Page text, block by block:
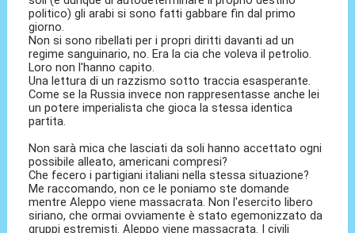
politico) gli arabi si sono fatti gabbare fin dal primo
giorno.
Non si sono ribellati per i propri diritti davanti ad un
regime sanguinario, no. Era la cia che voleva il petrolio.
Loro non l'hanno capito.
Una lettura di un razzismo sotto traccia esasperante.
Come se la Russia invece non rappresentasse anche lei
un potere imperialista che gioca la stessa identica
partita.
Non sarà mica che lasciati da soli hanno accettato ogni
possibile alleato, americani compresi?
Che fecero i partigiani italiani nella stessa situazione?
Me raccomando, non ce le poniamo ste domande
mentre Aleppo viene massacrata. Non l'esercito libero
siriano, che ormai ovviamente è stato egemonizzato da
gruppi estremisti. Aleppo viene massacrata. I civili